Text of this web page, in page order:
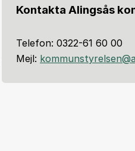
Kontakta Alingsås
Telefon: 0322-61 60 00
Mejl: